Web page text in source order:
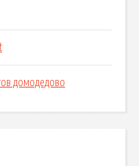
домодедово